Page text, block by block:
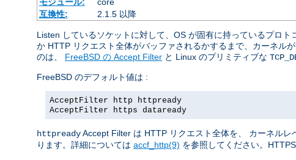
互換性:
2.1.5 以降
Listen しているソケットに対して、OS が固有に持っているプロ
か HTTP リクエスト全体がバッファされるかするまで、カーネル
のは、 FreeBSD の Accept Filter と Linux のプリミティブな
FreeBSD のデフォルト値は :
AcceptFilter http httpready
AcceptFilter https dataready
httpreadyAccept Filter は HTTP リクエスト全体を、 カーネル
ります。詳細については accf_http(9) を参照してください。